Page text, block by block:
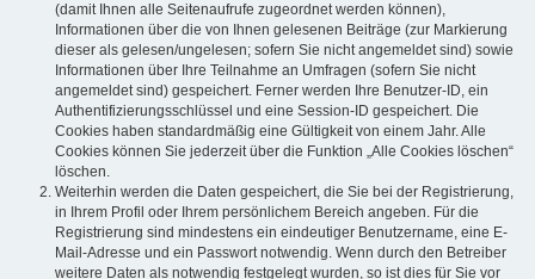
(damit Ihnen alle Seitenaufrufe zugeordnet werden können),
Informationen über die von Ihnen gelesenen Beiträge (zur Markierung
dieser als gelesen/ungelesen; sofern Sie nicht angemeldet sind) sowie
Informationen über Ihre Teilnahme an Umfragen (sofern Sie nicht
angemeldet sind) gespeichert. Ferner werden Ihre Benutzer-ID, ein
Authentifizierungsschlüssel und eine Session-ID gespeichert. Die
Cookies haben standardmäßig eine Gültigkeit von einem Jahr. Alle
Cookies können Sie jederzeit über die Funktion „Alle Cookies löschen“
löschen.
Weiterhin werden die Daten gespeichert, die Sie bei der Registrierung,
in Ihrem Profil oder Ihrem persönlichem Bereich angeben. Für die
Registrierung sind mindestens ein eindeutiger Benutzername, eine E-
Mail-Adresse und ein Passwort notwendig. Wenn durch den Betreiber
weitere Daten als notwendig festgelegt wurden, so ist dies für Sie vor